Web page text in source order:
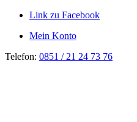
Link zu Facebook
Mein Konto
Telefon: 0851 / 21 24 73 76